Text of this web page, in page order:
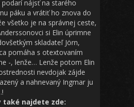
nájsť na starého
páku a vrátiť ho znova do
všetko je na správnej ceste,
si Elin úprimne
skladateľ Jörn,
pomáha s otextovaním
-, lenže… Lenže potom Elin
nevdojak zájde
a nahnevaný Ingmar ju
najdete zde: